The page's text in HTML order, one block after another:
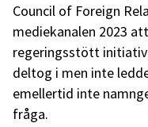
Council of Foreign
mediekanalen 2023
regeringsstött initiativ
deltog i men inte
emellertid inte
fråga.